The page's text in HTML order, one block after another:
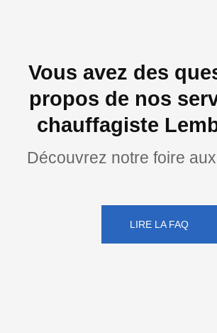
Vous avez des
propos de nos
chauffagiste
Découvrez notre foire
LIRE LA FAQ